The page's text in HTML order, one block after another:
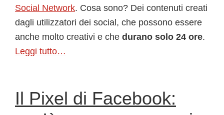
Social Network. Cosa sono? Dei contenuti creati
dagli utilizzatori dei social, che possono essere
anche molto creativi e che durano solo 24 ore.
Leggi tutto…
Il Pixel di Facebook: